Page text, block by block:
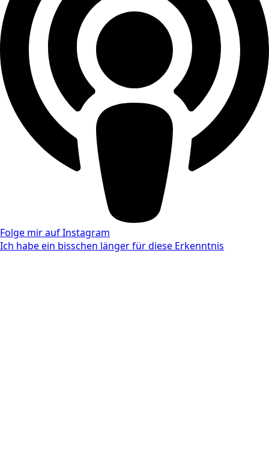
Folge mir auf Instagram
Ich habe ein bisschen länger für diese Erkenntnis